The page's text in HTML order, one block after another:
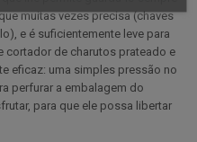
muitas vezes precisa (chaves
e é suficientemente leve para
cortador de charutos prateado e
eficaz: uma simples pressão no
perfurar a embalagem do
para que ele possa libertar